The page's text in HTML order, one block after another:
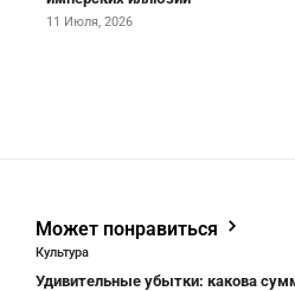
11 Июля, 2026
Может понравиться
Культура
Удивительные убытки: какова